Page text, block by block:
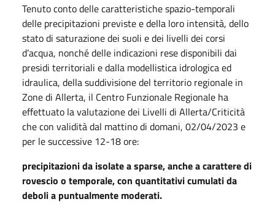
Tenuto conto delle caratteristiche spazio-temporali
delle precipitazioni previste e della loro intensità, dello
stato di saturazione dei suoli e dei livelli dei corsi
d’acqua, nonché delle indicazioni rese disponibili dai
presidi territoriali e dalla modellistica idrologica ed
idraulica, della suddivisione del territorio regionale in
Zone di Allerta, il Centro Funzionale Regionale ha
effettuato la valutazione dei Livelli di Allerta/Criticità
che con validità dal mattino di domani, 02/04/2023 e
per le successive 12-18 ore:
precipitazioni da isolate a sparse, anche a carattere di
rovescio o temporale, con quantitativi cumulati da
deboli a puntualmente moderati.